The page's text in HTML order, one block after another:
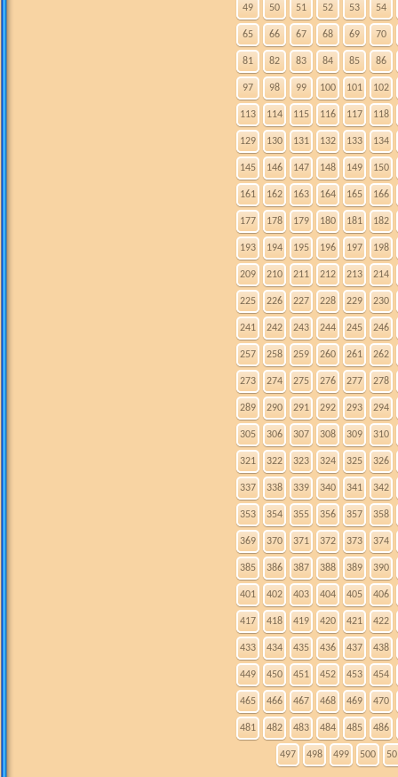
49 50 51 52 53 54
65 66 67 68 69 70
81 82 83 84 85 86
97 98 99 100 101 102
113 114 115 116 117 118
129 130 131 132 133 134
145 146 147 148 149 150
161 162 163 164 165 166
177 178 179 180 181 182
193 194 195 196 197 198
209 210 211 212 213 214
225 226 227 228 229 230
241 242 243 244 245 246
257 258 259 260 261 262
273 274 275 276 277 278
289 290 291 292 293 294
305 306 307 308 309 310
321 322 323 324 325 326
337 338 339 340 341 342
353 354 355 356 357 358
369 370 371 372 373 374
385 386 387 388 389 390
401 402 403 404 405 406
417 418 419 420 421 422
433 434 435 436 437 438
449 450 451 452 453 454
465 466 467 468 469 470
481 482 483 484 485 486
497 498 499 500